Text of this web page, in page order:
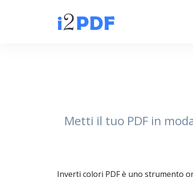
Metti il tuo PDF in
Inverti colori PDF è uno strumento